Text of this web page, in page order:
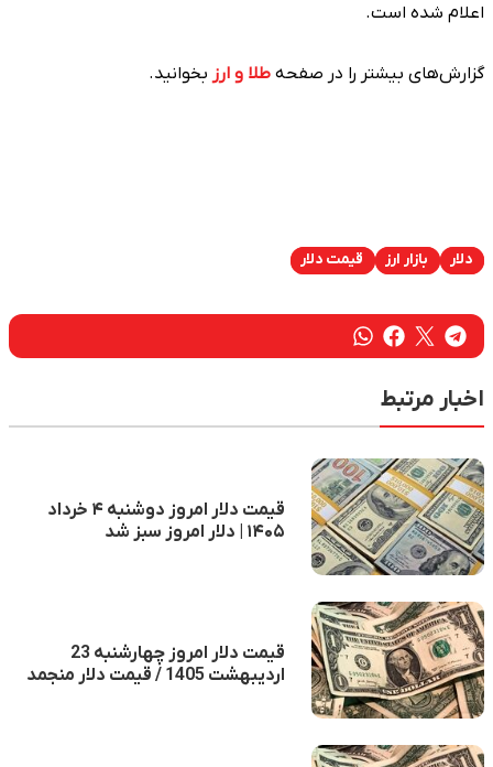
اعلام شده است.
گزارش‌های بیشتر را در صفحه طلا و ارز بخوانید.
دلار بازار ارز قیمت دلار
اخبار مرتبط
قیمت دلار امروز دوشنبه ۴ خرداد
۱۴۰۵ | دلار امروز سبز شد
قیمت دلار امروز چهارشنبه 23
اردیبهشت 1405 / قیمت دلار منجمد